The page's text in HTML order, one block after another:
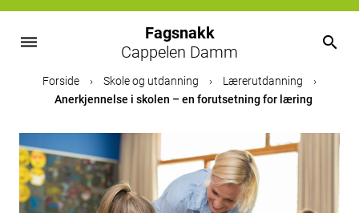
dehaze
Fagsnakk
Cappelen Damm
search
Forside › Skole og utdanning › Lærerutdanning
›
Anerkjennelse i skolen – en forutsetning for læring